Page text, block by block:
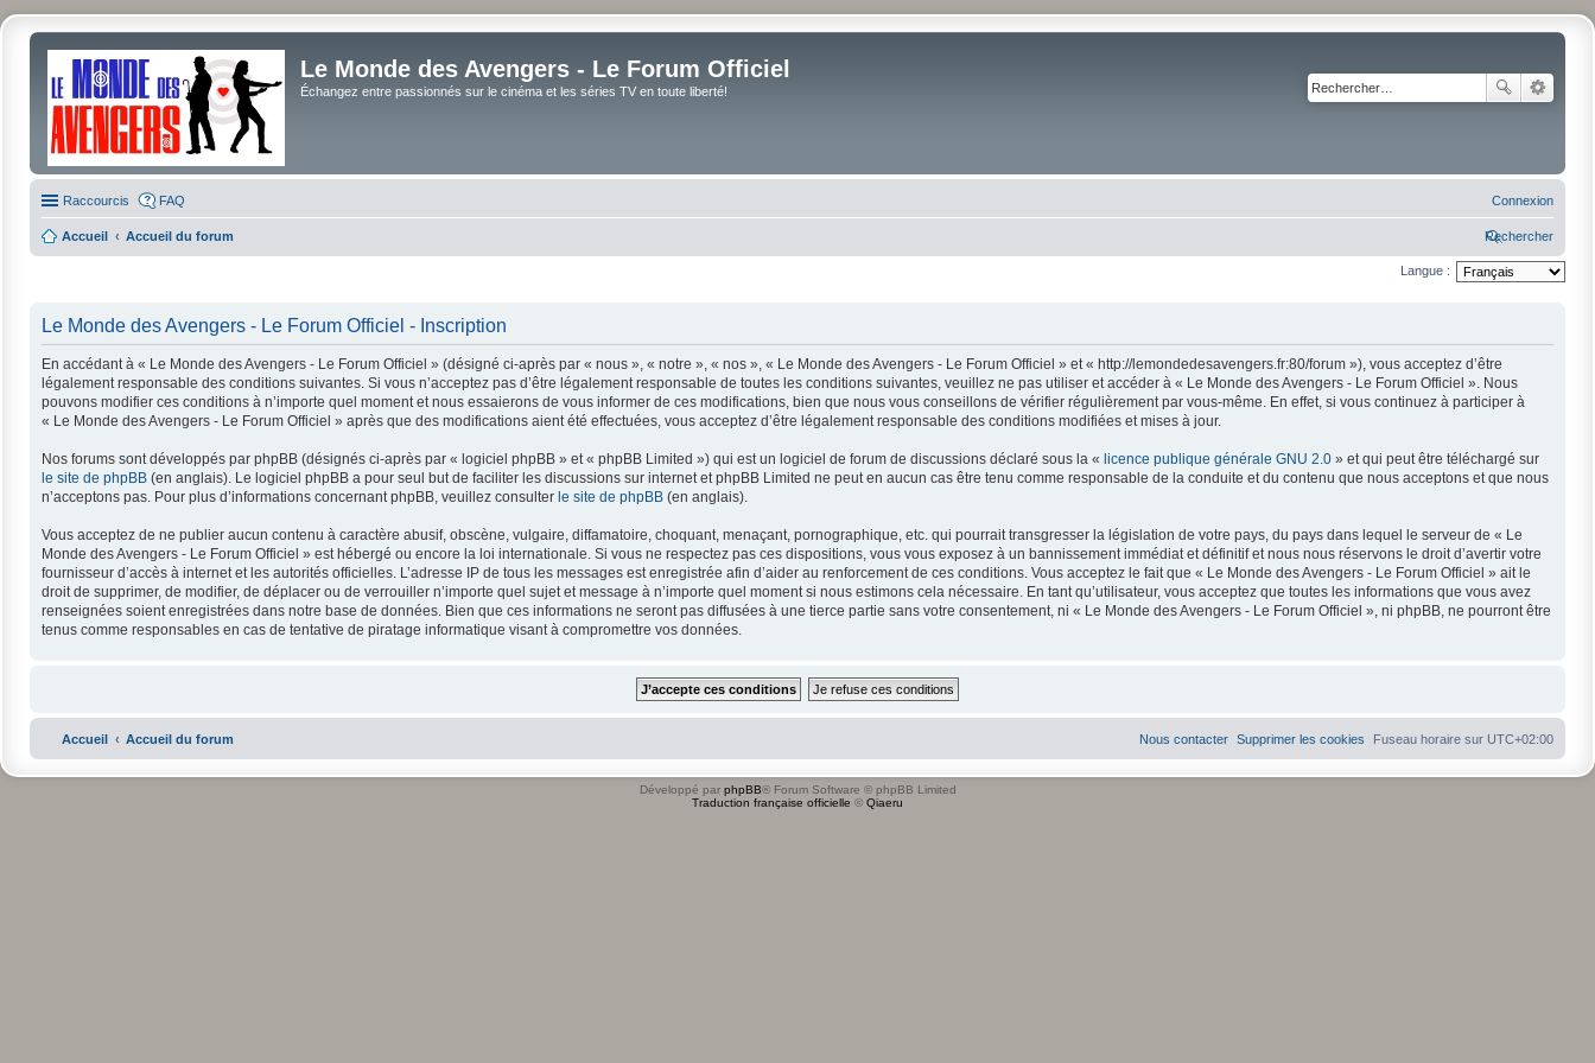
Le Monde des Avengers - Le Forum Officiel
Échangez entre passionnés sur le cinéma et les séries TV en toute liberté!
Raccourcis FAQ Connexion
Accueil Accueil du forum Rechercher
Langue :
Le Monde des Avengers - Le Forum Officiel - Inscription
En accédant à « Le Monde des Avengers - Le Forum Officiel » (désigné ci-après par « nous », « notre », « nos », « Le Monde des Avengers - Le Forum Officiel » et « http://lemondedesavengers.fr:80/forum »), vous acceptez d’être
légalement responsable des conditions suivantes. Si vous n’acceptez pas d’être légalement responsable de toutes les conditions suivantes, veuillez ne pas utiliser et accéder à « Le Monde des Avengers - Le Forum Officiel ». Nous
pouvons modifier ces conditions à n’importe quel moment et nous essaierons de vous informer de ces modifications, bien que nous vous conseillons de vérifier régulièrement par vous-même. En effet, si vous continuez à participer à
« Le Monde des Avengers - Le Forum Officiel » après que des modifications aient été effectuées, vous acceptez d’être légalement responsable des conditions modifiées et mises à jour.
Nos forums sont développés par phpBB (désignés ci-après par « logiciel phpBB » et « phpBB Limited ») qui est un logiciel de forum de discussions déclaré sous la « licence publique générale GNU 2.0 » et qui peut être téléchargé sur
le site de phpBB (en anglais). Le logiciel phpBB a pour seul but de faciliter les discussions sur internet et phpBB Limited ne peut en aucun cas être tenu comme responsable de la conduite et du contenu que nous acceptons et que nous
n’acceptons pas. Pour plus d’informations concernant phpBB, veuillez consulter le site de phpBB (en anglais).
Vous acceptez de ne publier aucun contenu à caractère abusif, obscène, vulgaire, diffamatoire, choquant, menaçant, pornographique, etc. qui pourrait transgresser la législation de votre pays, du pays dans lequel le serveur de « Le
Monde des Avengers - Le Forum Officiel » est hébergé ou encore la loi internationale. Si vous ne respectez pas ces dispositions, vous vous exposez à un bannissement immédiat et définitif et nous nous réservons le droit d’avertir votre
fournisseur d’accès à internet et les autorités officielles. L’adresse IP de tous les messages est enregistrée afin d’aider au renforcement de ces conditions. Vous acceptez le fait que « Le Monde des Avengers - Le Forum Officiel » ait le
droit de supprimer, de modifier, de déplacer ou de verrouiller n’importe quel sujet et message à n’importe quel moment si nous estimons cela nécessaire. En tant qu’utilisateur, vous acceptez que toutes les informations que vous avez
renseignées soient enregistrées dans notre base de données. Bien que ces informations ne seront pas diffusées à une tierce partie sans votre consentement, ni « Le Monde des Avengers - Le Forum Officiel », ni phpBB, ne pourront être
tenus comme responsables en cas de tentative de piratage informatique visant à compromettre vos données.
Accueil Accueil du forum Fuseau horaire sur UTC+02:00
Supprimer les cookies
Nous contacter
Développé par phpBB® Forum Software © phpBB Limited
Traduction française officielle © Qiaeru